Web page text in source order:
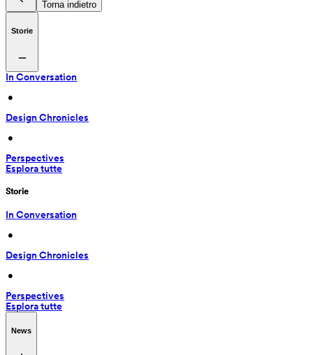
Torna indietro
Storie
In Conversation
•
Design Chronicles
•
Perspectives
Esplora tutte
Storie
In Conversation
•
Design Chronicles
•
Perspectives
Esplora tutte
News